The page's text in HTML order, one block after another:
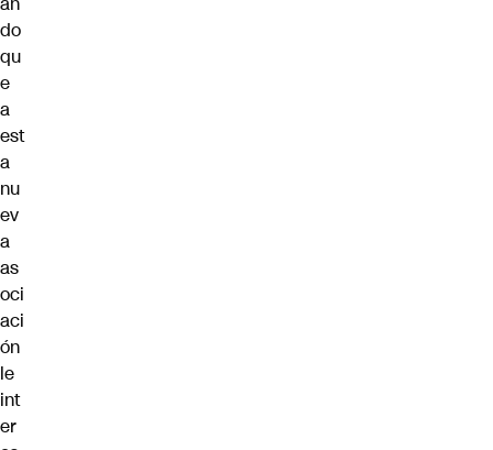
do
qu
e
a
est
a
nu
ev
a
as
oci
aci
ón
le
int
er